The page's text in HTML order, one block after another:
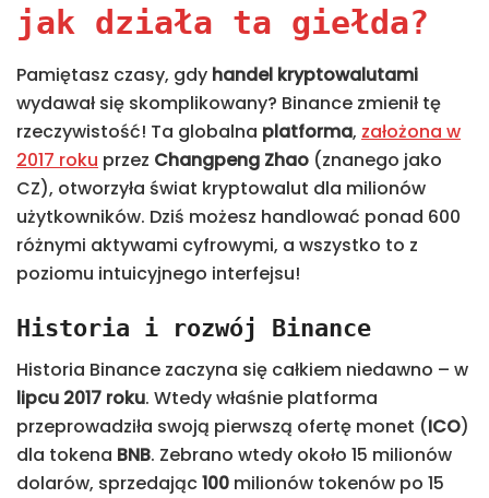
jak działa ta giełda?
Pamiętasz czasy, gdy handel kryptowalutami
wydawał się skomplikowany? Binance zmienił tę
rzeczywistość! Ta globalna platforma, założona w
2017 roku przez Changpeng Zhao (znanego jako
CZ), otworzyła świat kryptowalut dla milionów
użytkowników. Dziś możesz handlować ponad 600
różnymi aktywami cyfrowymi, a wszystko to z
poziomu intuicyjnego interfejsu!
Historia i rozwój Binance
Historia Binance zaczyna się całkiem niedawno – w
lipcu 2017 roku. Wtedy właśnie platforma
przeprowadziła swoją pierwszą ofertę monet (ICO)
dla tokena BNB. Zebrano wtedy około 15 milionów
dolarów, sprzedając100 milionów tokenów po 15